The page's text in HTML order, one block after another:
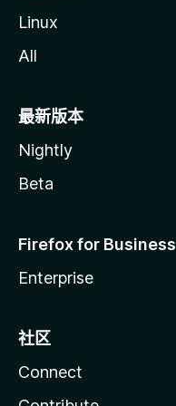
Linux
All
最新版本
Nightly
Beta
Firefox for Business
Enterprise
社区
Connect